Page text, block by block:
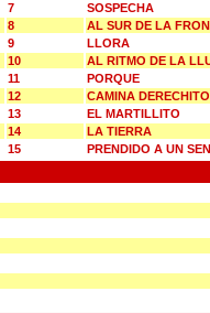
7
SOSPECHA
8
AL SUR DE LA
9
LLORA
10
AL RITMO DE LA
11
PORQUE
12
CAMINA DERECHITO
13
EL MARTILLITO
14
LA TIERRA
15 PRENDIDO A UN